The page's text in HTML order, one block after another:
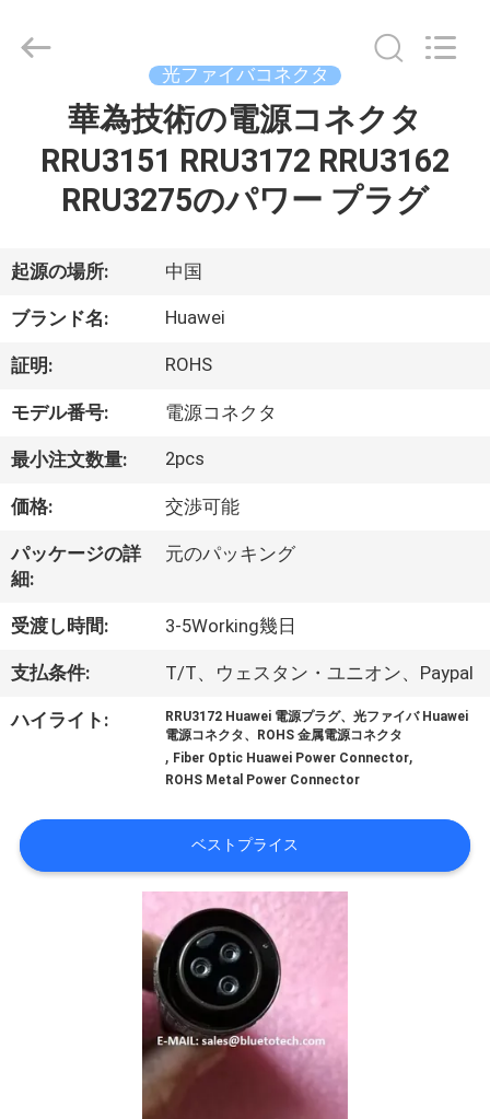
ダ
ク
ト
私
達
つ
い
て
旅
行
2019
Electronics&Communication
光ファイバコネクタ
華為技術の電源コネクタ
RRU3151 RRU3172 RRU3162
RRU3275のパワー プラグ
起源の場所: 中国
ブランド名: Huawei
証明: ROHS
モデル番号: 電源コネクタ
最小注文数量: 2pcs
価格: 交渉可能
パッケージの詳
細:
元のパッキング
受渡し時間: 3-5Working幾日
支払条件: T/T、ウェスタン・ユニオン、Paypal
ハイライト:
RRU3172 Huawei 電源プラグ、光ファイバ Huawei
電源コネクタ、ROHS 金属電源コネクタ
, Fiber Optic Huawei Power Connector,
ROHS Metal Power Connector
ベストプライス